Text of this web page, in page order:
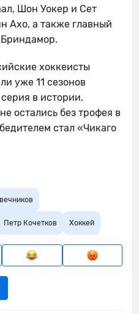
Шон Уокер и Сет
Ахо, а также главный
хоккеисты
уже 11 сезонов
в истории.
остались без трофея в
стал «Чикаго
Петр Кочетков Хоккей